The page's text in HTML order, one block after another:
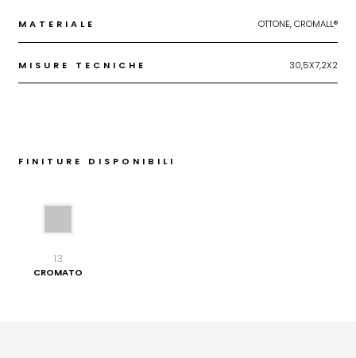
MATERIALE OTTONE, CROMALL®
MISURE TECNICHE 30,5X7,2X2
FINITURE DISPONIBILI
13
CROMATO